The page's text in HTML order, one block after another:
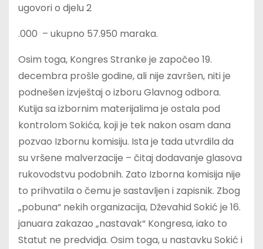
ugovori o djelu 2
.000 – ukupno 57.950 maraka.
Osim toga, Kongres Stranke je započeo 19.
decembra prošle godine, ali nije završen, niti je
podnešen izvještaj o izboru Glavnog odbora.
Kutija sa izbornim materijalima je ostala pod
kontrolom Sokića, koji je tek nakon osam dana
pozvao Izbornu komisiju. Ista je tada utvrdila da
su vršene malverzacije – čitaj dodavanje glasova
rukovodstvu podobnih. Zato Izborna komisija nije
to prihvatila o čemu je sastavljen i zapisnik. Zbog
„pobuna“ nekih organizacija, Dževahid Sokić je 16.
januara zakazao „nastavak“ Kongresa, iako to
Statut ne predvidja. Osim toga, u nastavku Sokić i